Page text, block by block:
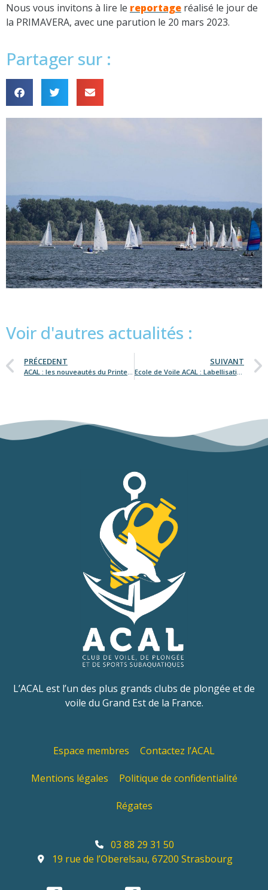
Nous vous invitons à lire le reportage réalisé le jour de
la PRIMAVERA, avec une parution le 20 mars 2023.
Partager sur :
Voir d'autres actualités :
PRÉCEDENT
ACAL : les nouveautés du Printemps 2023
SUIVANT
Ecole de Voile ACAL : Labellisation 2023
L’ACAL est l’un des plus grands clubs de plongée et de
voile du Grand Est de la France.
Espace membres Contactez l’ACAL
Mentions légales Politique de confidentialité
Régates
03 88 29 31 50
19 rue de l’Oberelsau, 67200 Strasbourg